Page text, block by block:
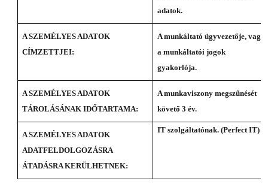
adatok.
A SZEMÉLYES ADATOK
CÍMZETTJEI:
A munkáltató ügyvezetője, vagy
a munkáltatói jogok
gyakorlója.
A SZEMÉLYES ADATOK
TÁROLÁSÁNAK IDŐTARTAMA:
A munkaviszony megszűnését
követő 3 év.
A SZEMÉLYES ADATOK
ADATFELDOLGOZÁSRA
ÁTADÁSRA KERÜLHETNEK:
IT szolgáltatónak. (Perfect IT)